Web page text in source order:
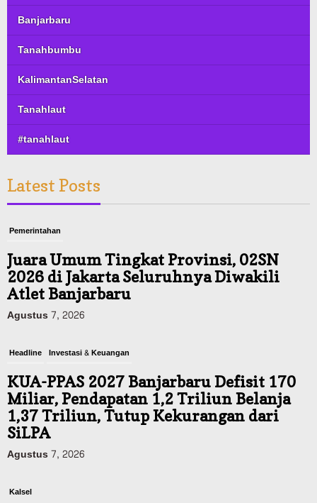
Banjarbaru
Tanahbumbu
KalimantanSelatan
Tanahlaut
#tanahlaut
Latest Posts
Pemerintahan
Juara Umum Tingkat Provinsi, 02SN
2026 di Jakarta Seluruhnya Diwakili
Atlet Banjarbaru
Agustus 7, 2026
Headline Investasi & Keuangan
KUA-PPAS 2027 Banjarbaru Defisit 170
Miliar, Pendapatan 1,2 Triliun Belanja
1,37 Triliun, Tutup Kekurangan dari
SiLPA
Agustus 7, 2026
Kalsel